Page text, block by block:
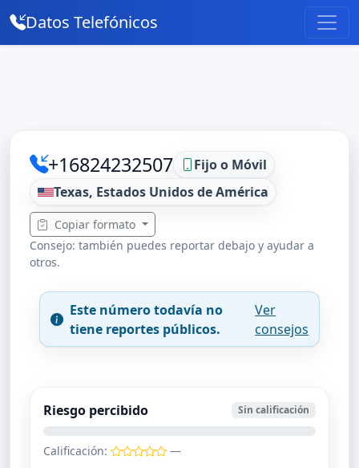
Datos Telefónicos
+16824232507
Fijo o Móvil
Texas, Estados Unidos de América
Copiar formato
Consejo: también puedes reportar debajo y ayudar a
otros.
Este número todavía no
tiene reportes públicos.
Ver
consejos
Riesgo percibido Sin calificación
Calificación: —